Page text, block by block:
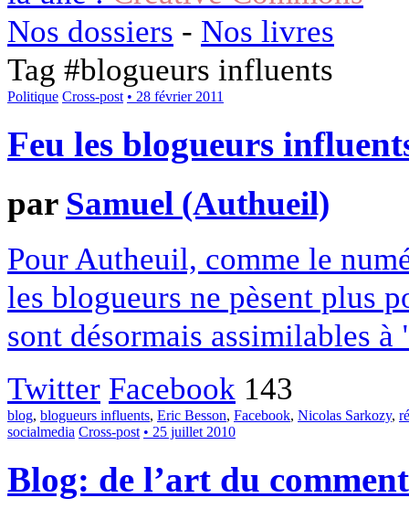
Nos dossiers - Nos livres
Tag #blogueurs influents
Politique Cross-post • 28 février 2011
Feu les blogueurs
par Samuel (Authueil)
Pour Autheuil, comme le
les blogueurs ne pèsent plus
sont désormais assimilables
Twitter Facebook 143
blog, blogueurs influents, Eric Besson, Facebook, Nicolas Sarkozy,
socialmedia Cross-post • 25 juillet 2010
Blog: de l’art du